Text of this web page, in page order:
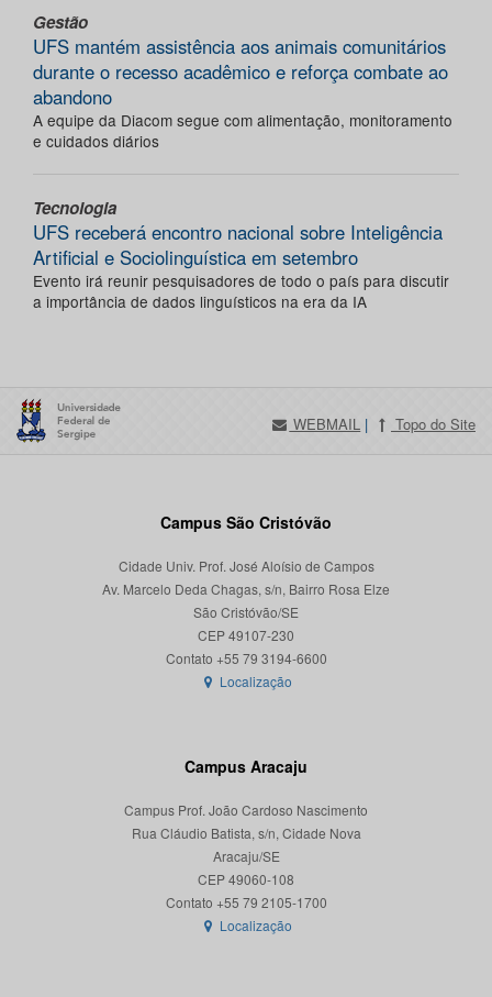
Gestão
UFS mantém assistência aos animais comunitários
durante o recesso acadêmico e reforça combate ao
abandono
A equipe da Diacom segue com alimentação, monitoramento
e cuidados diários
Tecnologia
UFS receberá encontro nacional sobre Inteligência
Artificial e Sociolinguística em setembro
Evento irá reunir pesquisadores de todo o país para discutir
a importância de dados linguísticos na era da IA
WEBMAIL | Topo do Site
Campus São Cristóvão
Cidade Univ. Prof. José Aloísio de Campos
Av. Marcelo Deda Chagas, s/n, Bairro Rosa Elze
São Cristóvão/SE
CEP 49107-230
Localização
Campus Aracaju
Campus Prof. João Cardoso Nascimento
Rua Cláudio Batista, s/n, Cidade Nova
Aracaju/SE
CEP 49060-108
Localização